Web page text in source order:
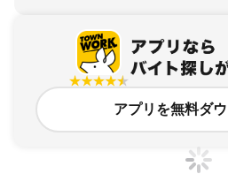
アプリを無料ダ